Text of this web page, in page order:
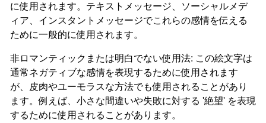
に使用されます。テキストメッセージ、ソーシャルメデ
ィア、インスタントメッセージでこれらの感情を伝える
ために一般的に使用されます。
非ロマンティックまたは明白でない使用法: この絵文字は
通常ネガティブな感情を表現するために使用されます
が、皮肉やユーモラスな方法でも使用されることがあり
ます。例えば、小さな間違いや失敗に対する '絶望' を表現
するために使用されることがあります。